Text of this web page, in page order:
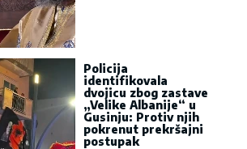
Policija
identifikovala
dvojicu zbog zastave
„Velike Albanije“ u
Gusinju: Protiv njih
pokrenut prekršajni
postupak